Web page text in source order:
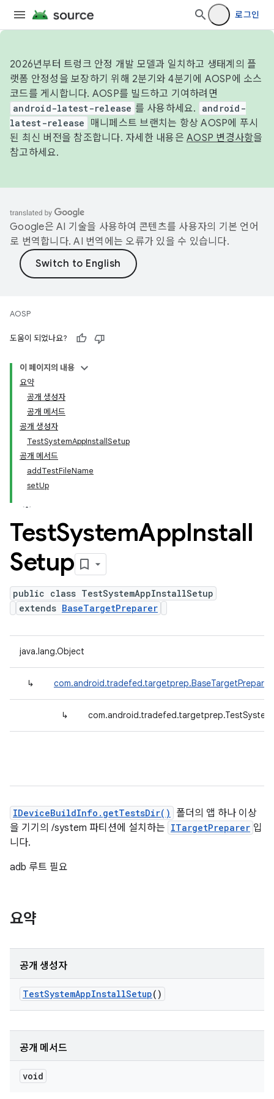
로그인
2026년부터 트렁크 안정 개발 모델과 일치하고 생태계의 플
랫폼 안정성을 보장하기 위해 2분기와 4분기에 AOSP에 소스
코드를 게시합니다. AOSP를 빌드하고 기여하려면
android-latest-release 를 사용하세요.
android-
latest-release
매니페스트 브랜치는 항상 AOSP에 푸시
된 최신 버전을 참조합니다. 자세한 내용은 AOSP 변경사항을
참고하세요.
Google은 AI 기술을 사용하여 콘텐츠를 사용자의 기본 언어
로 번역합니다. AI 번역에는 오류가 있을 수 있습니다.
AOSP
도움이 되었나요?
이 페이지의 내용
요약
공개 생성자
공개 메서드
공개 생성자
TestSystemAppInstallSetup
공개 메서드
addTestFileName
setUp
TestSystemAppInstall
Setup
public class TestSystemAppInstallSetup
extends BaseTargetPreparer
java.lang.Object
↳ com.android.tradefed.targetprep.BaseTargetPreparer
↳
IDeviceBuildInfo.getTestsDir()
폴더의 앱 하나 이상
을 기기의 /system 파티션에 설치하는 ITargetPreparer 입
니다.
adb 루트 필요
요약
공개 생성자
TestSystemAppInstallSetup()
공개 메서드
void